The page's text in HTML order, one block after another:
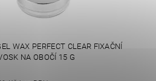
WAX PERFECT CLEAR FIXAČNÍ
NA OBOČÍ 15 G